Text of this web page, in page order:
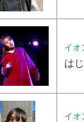
イオ
は
イオ